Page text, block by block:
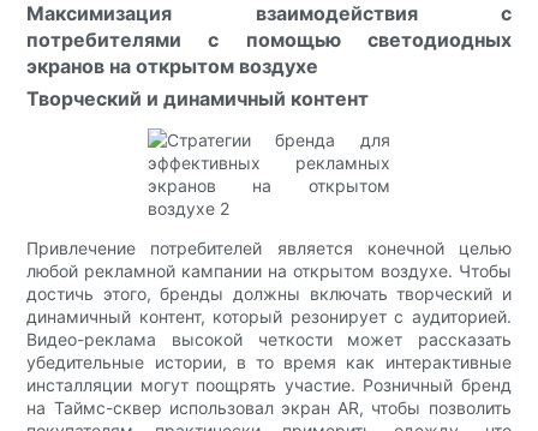
Максимизация взаимодействия с
потребителями с помощью светодиодных
экранов на открытом воздухе
Творческий и динамичный контент
Привлечение потребителей является конечной целью
любой рекламной кампании на открытом воздухе. Чтобы
достичь этого, бренды должны включать творческий и
динамичный контент, который резонирует с аудиторией.
Видео-реклама высокой четкости может рассказать
убедительные истории, в то время как интерактивные
инсталляции могут поощрять участие. Розничный бренд
на Таймс-сквер использовал экран AR, чтобы позволить